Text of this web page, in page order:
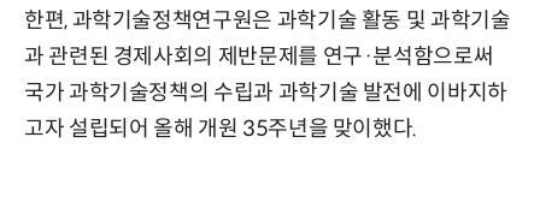
한편, 과학기술정책연구원은 과학기술 활동 및 과학기술
과 관련된 경제사회의 제반문제를 연구·분석함으로써
국가 과학기술정책의 수립과 과학기술 발전에 이바지하
고자 설립되어 올해 개원 35주년을 맞이했다.